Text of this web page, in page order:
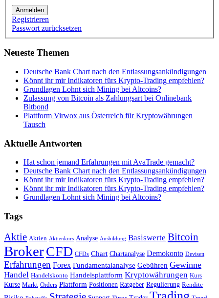
Anmelden
Registrieren
Passwort zurücksetzen
Neueste Themen
Deutsche Bank Chart nach den Entlassungsankündigungen
Könnt ihr mir Indikatoren fürs Krypto-Trading empfehlen?
Grundlagen Lohnt sich Mining bei Altcoins?
Zulassung von Bitcoin als Zahlungsart bei Onlinebank
Bitbond
Plattform Virwox aus Österreich für Kryptowährungen
Tausch
Aktuelle Antworten
Hat schon jemand Erfahrungen mit AvaTrade gemacht?
Deutsche Bank Chart nach den Entlassungsankündigungen
Könnt ihr mir Indikatoren fürs Krypto-Trading empfehlen?
Könnt ihr mir Indikatoren fürs Krypto-Trading empfehlen?
Grundlagen Lohnt sich Mining bei Altcoins?
Tags
Aktie Aktien Aktienkurs Analyse Ausbildung Basiswerte Bitcoin
BrokerCFD CFDs Chart Chartanalyse Demokonto Devisen
Erfahrungen Forex Fundamentalanalyse Gebühren Gewinne
Handel Handelskonto Handelsplattform Kryptowährungen Kurs
Kurse Markt Orders Plattform Positionen Ratgeber Regulierung Rendite